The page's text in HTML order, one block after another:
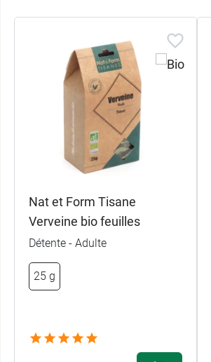
Nat et Form Tisane
Verveine bio feuilles
Détente - Adulte
25 g